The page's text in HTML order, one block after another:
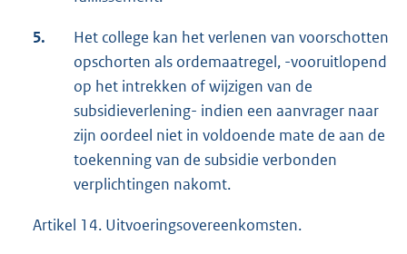
5.
Het college kan het verlenen van voorschotten
opschorten als ordemaatregel, -vooruitlopend
op het intrekken of wijzigen van de
subsidieverlening- indien een aanvrager naar
zijn oordeel niet in voldoende mate de aan de
toekenning van de subsidie verbonden
verplichtingen nakomt.
Artikel 14. Uitvoeringsovereenkomsten.